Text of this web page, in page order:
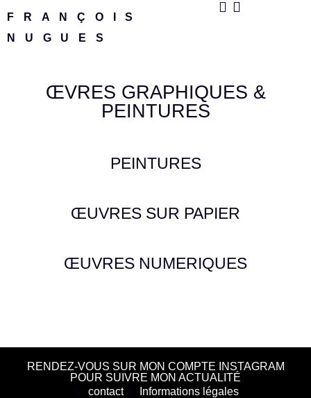
FRANÇOIS
NUGUES
ŒVRES GRAPHIQUES &
PEINTURES
PEINTURES
ŒUVRES SUR PAPIER
ŒUVRES NUMERIQUES
RENDEZ-VOUS SUR MON COMPTE INSTAGRAM
POUR SUIVRE MON ACTUALITÉ
contact
Informations légales